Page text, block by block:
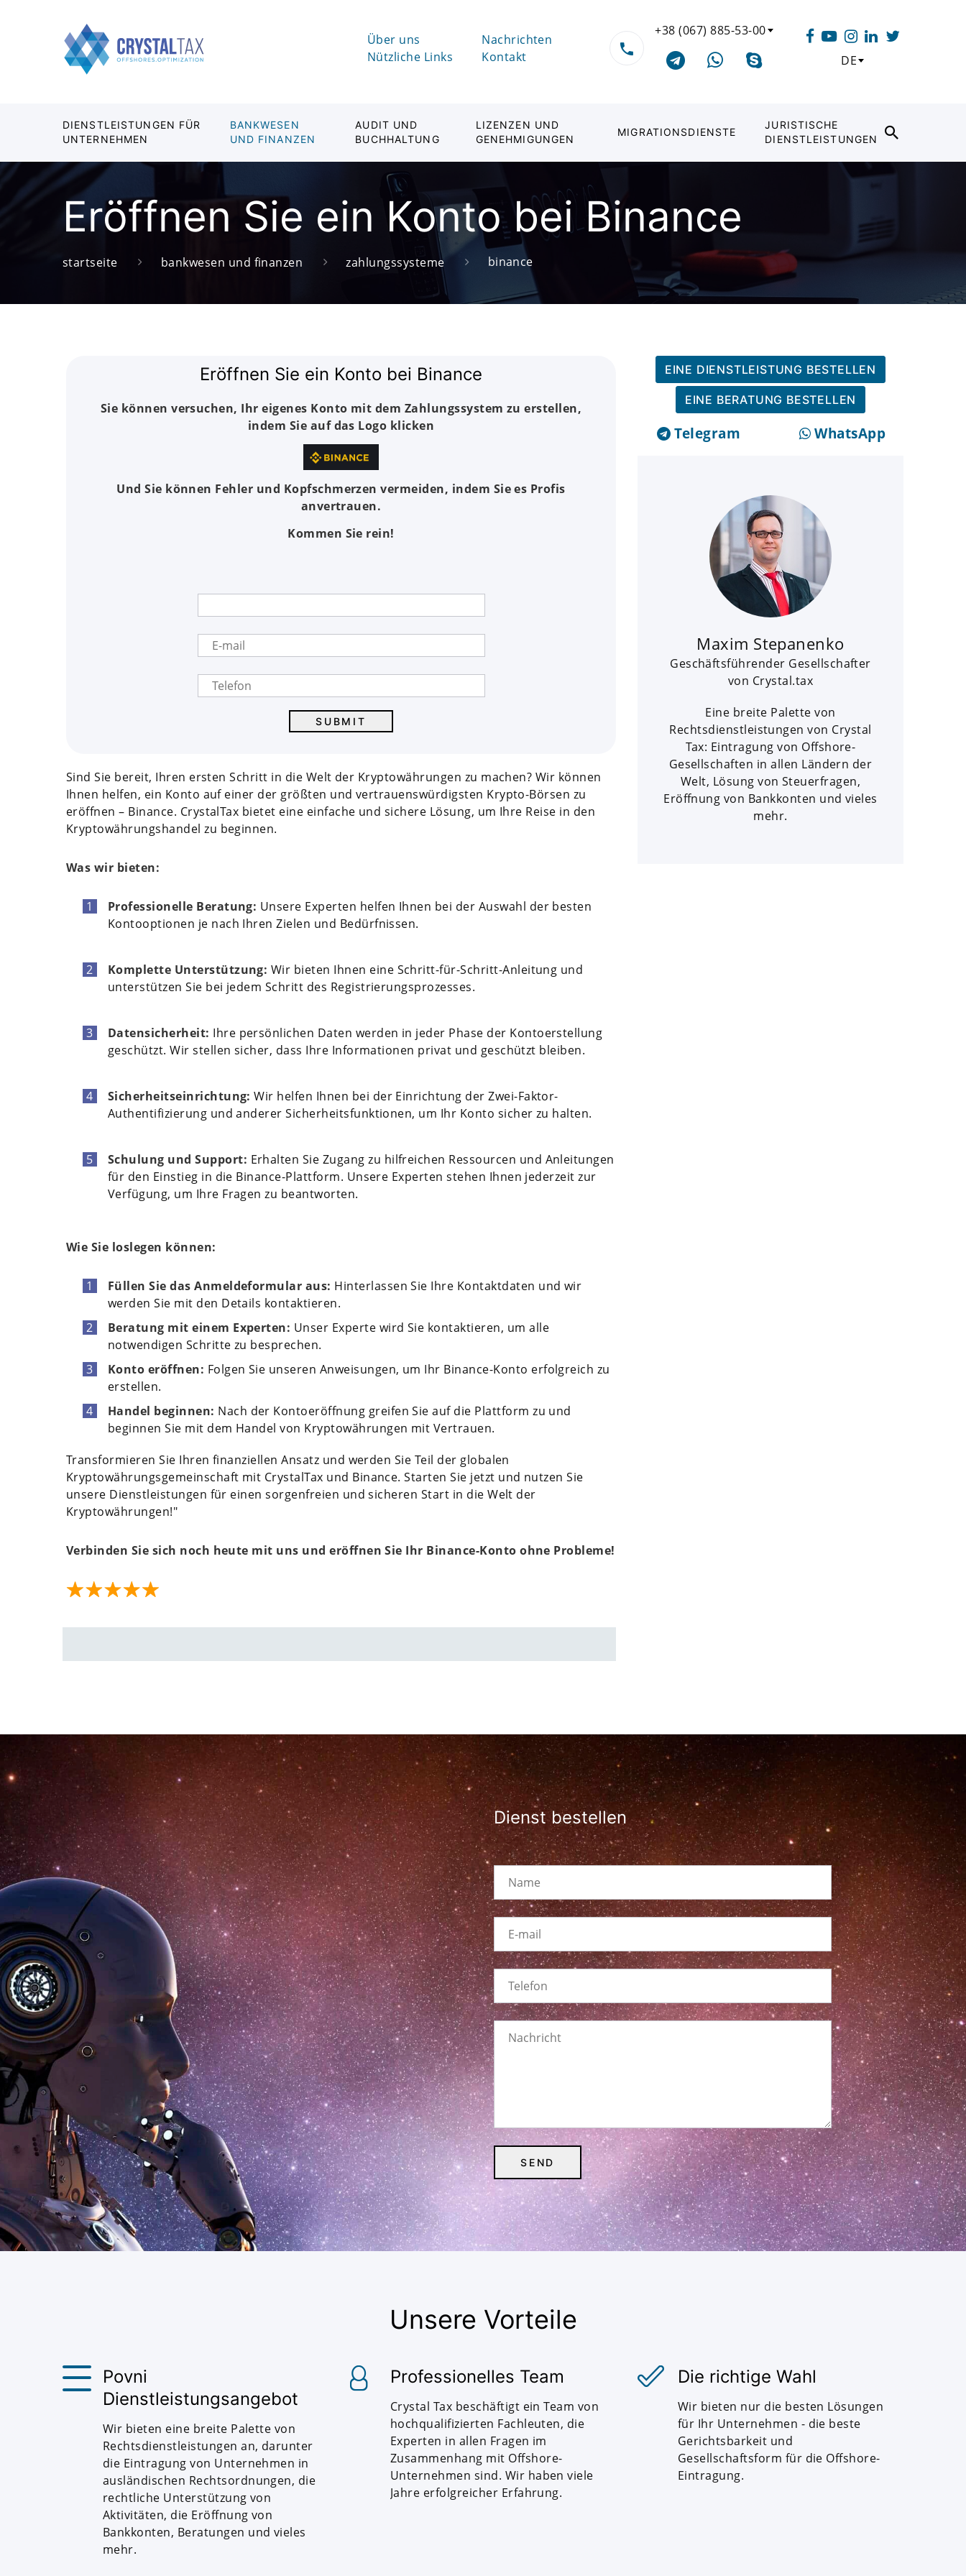
Über uns
Nützliche Links
Nachrichten
Kontakt
+38 (067) 885-53-00
DE
DIENSTLEISTUNGEN FÜR
UNTERNEHMEN
BANKWESEN
UND FINANZEN
AUDIT UND
BUCHHALTUNG
LIZENZEN UND
GENEHMIGUNGEN
MIGRATIONSDIENSTE
JURISTISCHE
DIENSTLEISTUNGEN
Eröffnen Sie ein Konto bei Binance
startseite bankwesen und finanzen zahlungssysteme binance
Eröffnen Sie ein Konto bei Binance
Sie können versuchen, Ihr eigenes Konto mit dem Zahlungssystem zu erstellen,
indem Sie auf das Logo klicken
Und Sie können Fehler und Kopfschmerzen vermeiden, indem Sie es Profis
anvertrauen.
Kommen Sie rein!
Sind Sie bereit, Ihren ersten Schritt in die Welt der Kryptowährungen zu machen? Wir können
Ihnen helfen, ein Konto auf einer der größten und vertrauenswürdigsten Krypto-Börsen zu
eröffnen – Binance. CrystalTax bietet eine einfache und sichere Lösung, um Ihre Reise in den
Kryptowährungshandel zu beginnen.
Was wir bieten:
Professionelle Beratung: Unsere Experten helfen Ihnen bei der Auswahl der besten
Kontooptionen je nach Ihren Zielen und Bedürfnissen.
Komplette Unterstützung: Wir bieten Ihnen eine Schritt-für-Schritt-Anleitung und
unterstützen Sie bei jedem Schritt des Registrierungsprozesses.
Datensicherheit: Ihre persönlichen Daten werden in jeder Phase der Kontoerstellung
geschützt. Wir stellen sicher, dass Ihre Informationen privat und geschützt bleiben.
Sicherheitseinrichtung: Wir helfen Ihnen bei der Einrichtung der Zwei-Faktor-
Authentifizierung und anderer Sicherheitsfunktionen, um Ihr Konto sicher zu halten.
Schulung und Support: Erhalten Sie Zugang zu hilfreichen Ressourcen und Anleitungen
für den Einstieg in die Binance-Plattform. Unsere Experten stehen Ihnen jederzeit zur
Verfügung, um Ihre Fragen zu beantworten.
Wie Sie loslegen können:
Füllen Sie das Anmeldeformular aus: Hinterlassen Sie Ihre Kontaktdaten und wir
werden Sie mit den Details kontaktieren.
Beratung mit einem Experten: Unser Experte wird Sie kontaktieren, um alle
notwendigen Schritte zu besprechen.
Konto eröffnen: Folgen Sie unseren Anweisungen, um Ihr Binance-Konto erfolgreich zu
erstellen.
Handel beginnen: Nach der Kontoeröffnung greifen Sie auf die Plattform zu und
beginnen Sie mit dem Handel von Kryptowährungen mit Vertrauen.
Transformieren Sie Ihren finanziellen Ansatz und werden Sie Teil der globalen
Kryptowährungsgemeinschaft mit CrystalTax und Binance. Starten Sie jetzt und nutzen Sie
unsere Dienstleistungen für einen sorgenfreien und sicheren Start in die Welt der
Kryptowährungen!"
Verbinden Sie sich noch heute mit uns und eröffnen Sie Ihr Binance-Konto ohne Probleme!
EINE DIENSTLEISTUNG BESTELLEN
EINE BERATUNG BESTELLEN
Telegram WhatsApp
Maxim Stepanenko
Geschäftsführender Gesellschafter
von Crystal.tax
Eine breite Palette von
Rechtsdienstleistungen von Crystal
Tax: Eintragung von Offshore-
Gesellschaften in allen Ländern der
Welt, Lösung von Steuerfragen,
Eröffnung von Bankkonten und vieles
mehr.
Dienst bestellen
Unsere Vorteile
Povni
Dienstleistungsangebot
Wir bieten eine breite Palette von
Rechtsdienstleistungen an, darunter
die Eintragung von Unternehmen in
ausländischen Rechtsordnungen, die
rechtliche Unterstützung von
Aktivitäten, die Eröffnung von
Bankkonten, Beratungen und vieles
mehr.
Professionelles Team
Crystal Tax beschäftigt ein Team von
hochqualifizierten Fachleuten, die
Experten in allen Fragen im
Zusammenhang mit Offshore-
Unternehmen sind. Wir haben viele
Jahre erfolgreicher Erfahrung.
Die richtige Wahl
Wir bieten nur die besten Lösungen
für Ihr Unternehmen - die beste
Gerichtsbarkeit und
Gesellschaftsform für die Offshore-
Eintragung.